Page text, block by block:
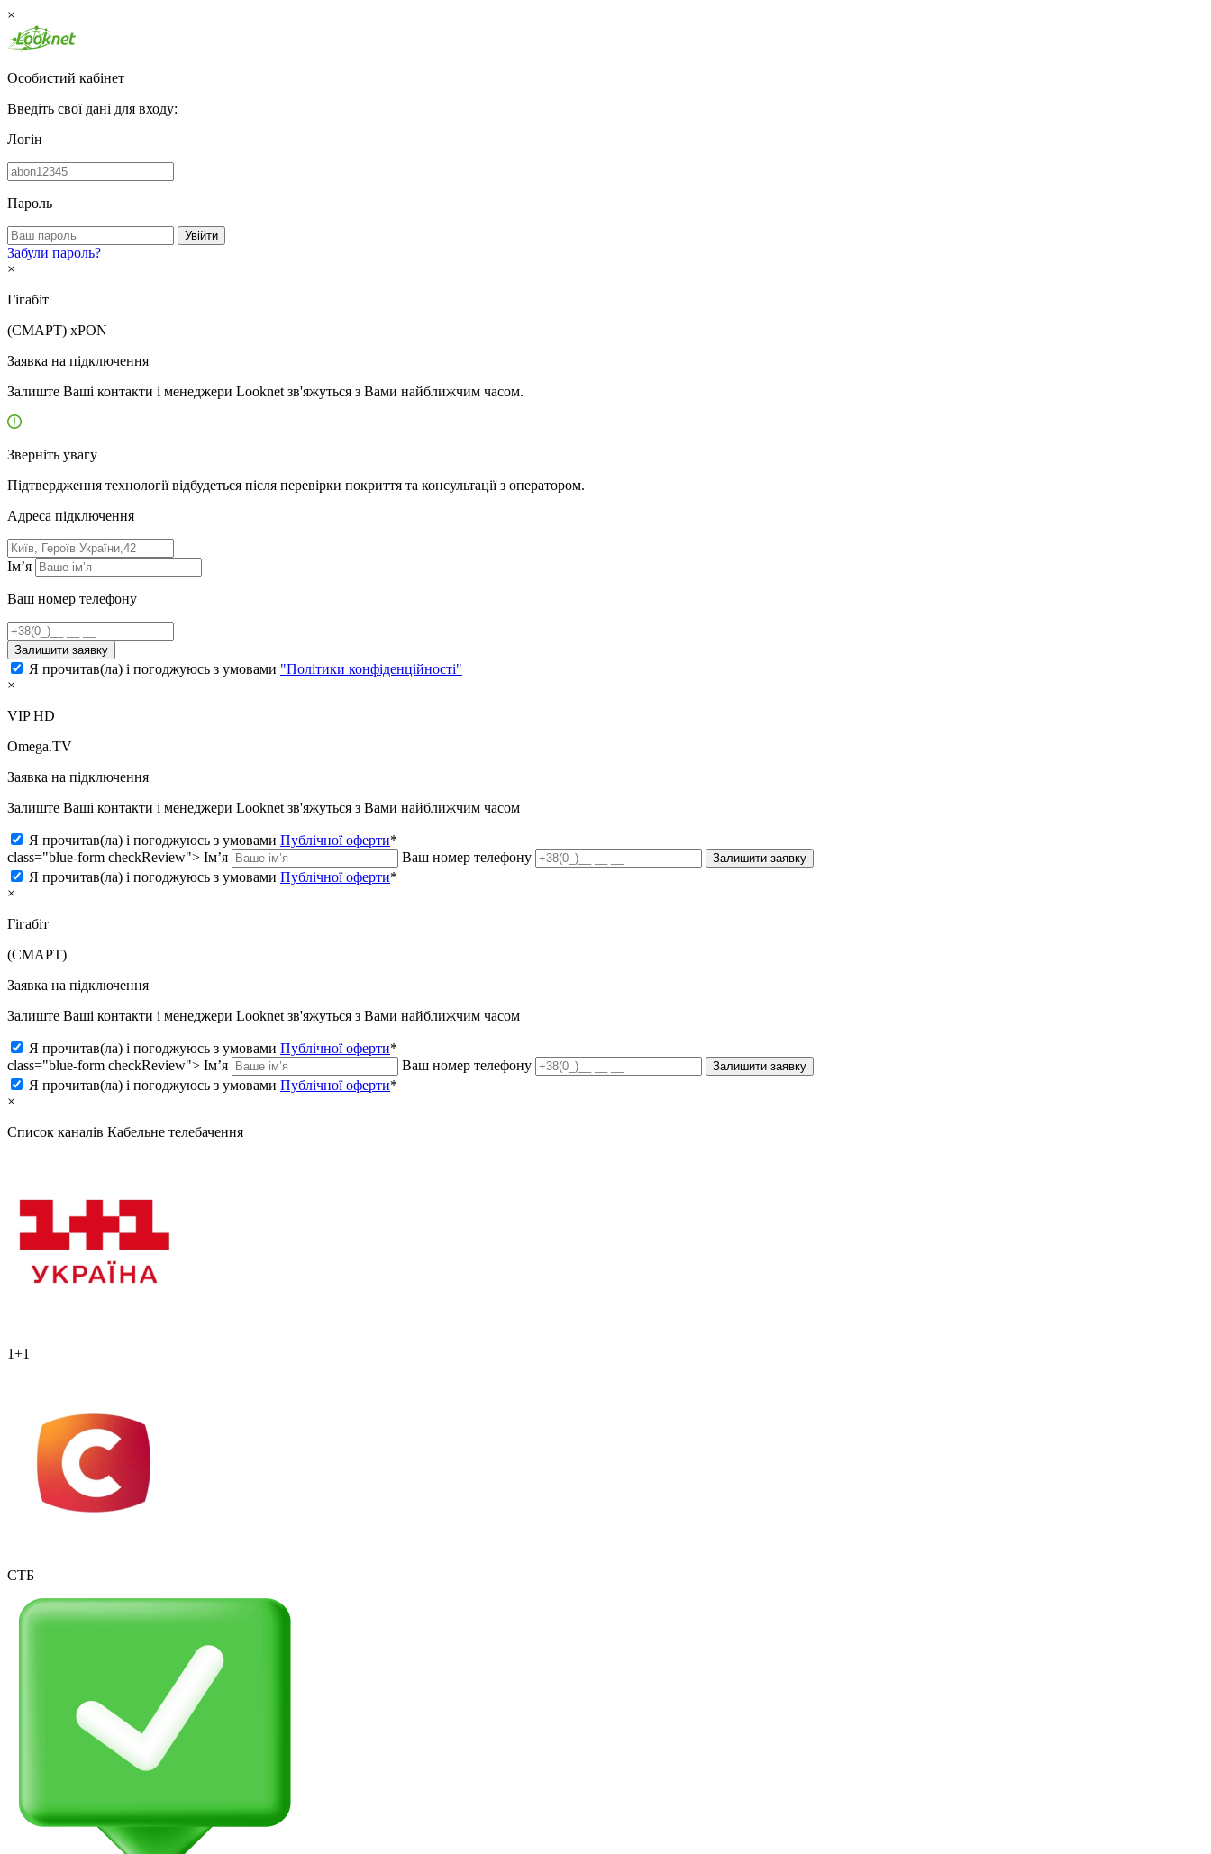
×
Особистий кабінет
Введіть свої дані для входу:
Логін
Пароль
Увійти
Забули пароль?
×
Гігабіт
(СМАРТ) xPON
Заявка на підключення
Залиште Ваші контакти і менеджери Looknet зв'яжуться з Вами найближчим часом.
Зверніть увагу
Підтвердження технології відбудеться після перевірки покриття та консультації з оператором.
Адресa підключення
Ім’я
Ваш номер телефону
Залишити заявку
Я прочитав(ла) і погоджуюсь з умовами "Політики конфіденційності"
×
VIP HD
Omega.TV
Заявка на підключення
Залиште Ваші контакти і менеджери Looknet зв'яжуться з Вами найближчим часом
Я прочитав(ла) і погоджуюсь з умовами Публічної оферти*
class="blue-form checkReview"> Ім’я Ваш номер телефону Залишити заявку
Я прочитав(ла) і погоджуюсь з умовами Публічної оферти*
×
Гігабіт
(СМАРТ)
Заявка на підключення
Залиште Ваші контакти і менеджери Looknet зв'яжуться з Вами найближчим часом
Я прочитав(ла) і погоджуюсь з умовами Публічної оферти*
class="blue-form checkReview"> Ім’я Ваш номер телефону Залишити заявку
Я прочитав(ла) і погоджуюсь з умовами Публічної оферти*
×
Список каналів Кабельне телебачення
1+1
СТБ